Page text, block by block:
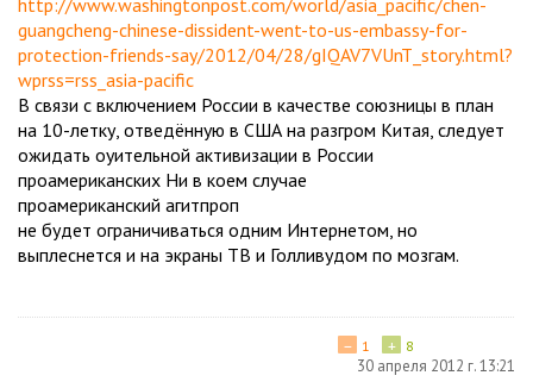
guangcheng-chinese-dissident-went-to-us-embassy-for-
protection-friends-say/2012/04/28/gIQAV7VUnT_story.html?
wprss=rss_asia-pacific
В связи с включением России в качестве союзницы в план
на 10-летку, отведённую в США на разгром Китая, следует
ожидать оуительной активизации в России
проамериканских Ни в коем случае
проамериканский агитпроп
не будет ограничиваться одним Интернетом, но
выплеснется и на экраны ТВ и Голливудом по мозгам.
+ 8
− 1
30 апреля 2012 г. 13:21